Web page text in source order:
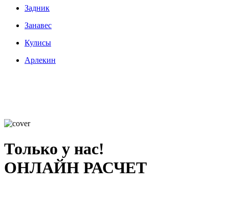
Задник
Занавес
Кулисы
Арлекин
Только у нас!
ОНЛАЙН РАСЧЕТ